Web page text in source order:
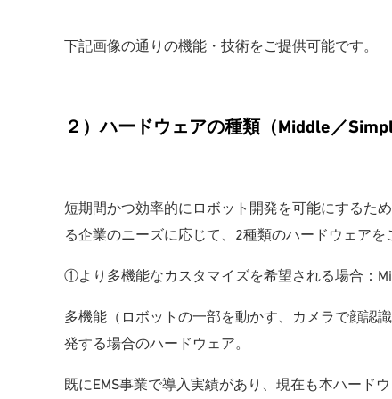
下記画像の通りの機能・技術をご提供可能です。
２）ハードウェアの種類（Middle／
短期間かつ効率的にロボット開発を可能にするた
る企業のニーズに応じて、2種類のハードウェアを
①より多機能なカスタマイズを希望される場合：
多機能（ロボットの一部を動かす、カメラで顔認
発する場合のハードウェア。
既にEMS事業で導入実績があり、現在も本ハード